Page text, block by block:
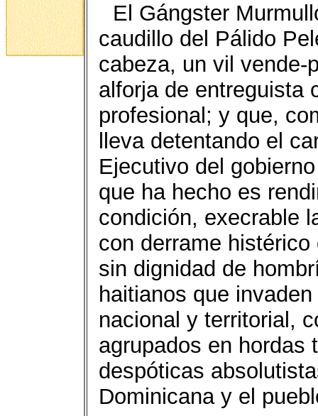
El Gángster
caudillo del Pálido
cabeza, un vil vende-
alforja de entreguista
profesional; y que,
lleva detentando el
Ejecutivo del
que ha hecho es
condición, execrable
con derrame
sin dignidad de
haitianos que
nacional y territorial,
agrupados en hordas
despóticas
Dominicana y el